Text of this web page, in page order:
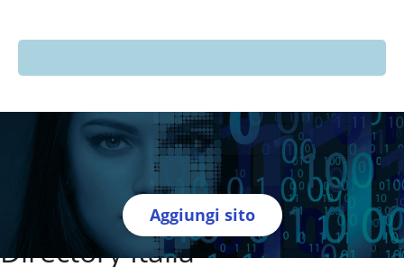
Aggiungi sito
Directory Italia